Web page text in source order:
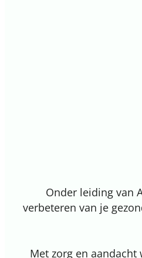
Onder leiding van
verbeteren van je
Met zorg en